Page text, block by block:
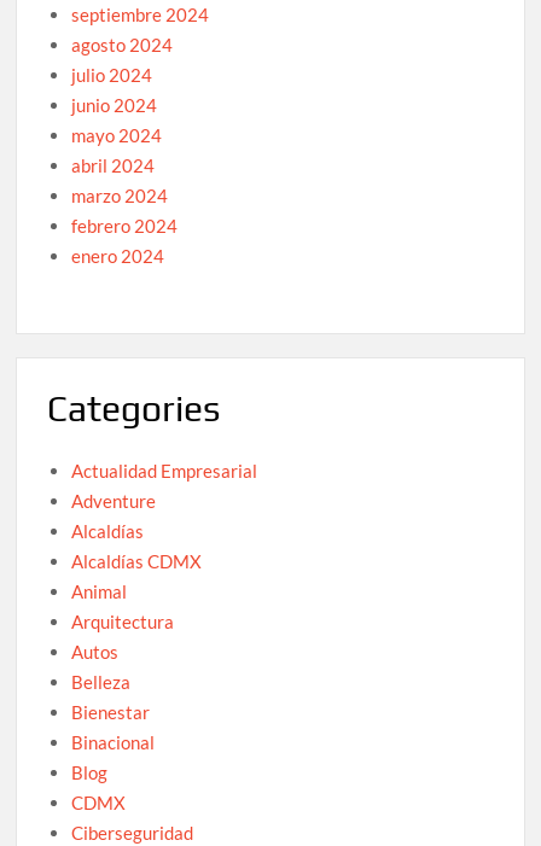
septiembre 2024
agosto 2024
julio 2024
junio 2024
mayo 2024
abril 2024
marzo 2024
febrero 2024
enero 2024
Categories
Actualidad Empresarial
Adventure
Alcaldías
Alcaldías CDMX
Animal
Arquitectura
Autos
Belleza
Bienestar
Binacional
Blog
CDMX
Ciberseguridad